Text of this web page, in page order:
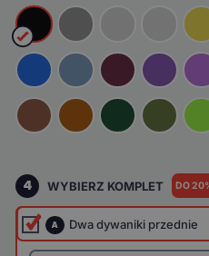
4 WYBIERZ KOMPLET DO
A Dwa dywaniki przednie